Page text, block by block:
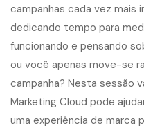
campanhas cada vez mais
dedicando tempo para
funcionando e pensando
ou você apenas move-se
campanha? Nesta sessão
Marketing Cloud pode
uma experiência de marca